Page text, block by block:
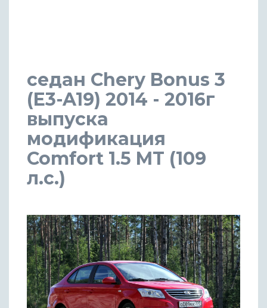
седан Chery Bonus 3
(E3-A19) 2014 - 2016г
выпуска
модификация
Comfort 1.5 MT (109
л.с.)